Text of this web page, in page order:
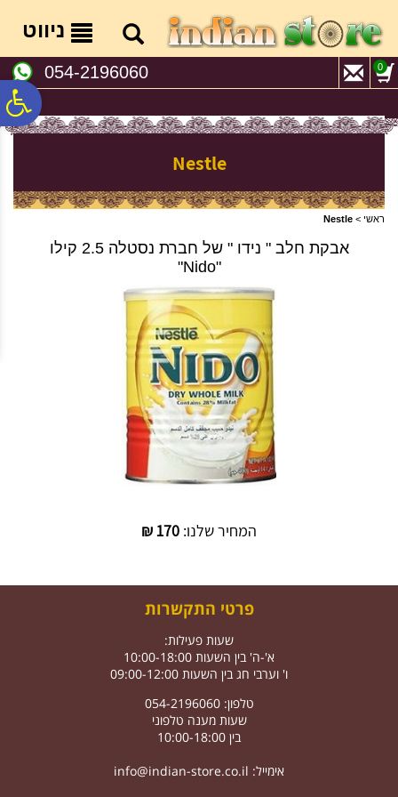
נגישות
אתר
המרכזי
ניווט
054-2196060 0
Nestle
ראשי >
Nestle
אבקת חלב " נידו " של חברת נסטלה 2.5 קילו
"Nido"
המחיר שלנו: 170
₪
פרטי התקשרות
שעות פעילות:
א'-ה' בין השעות 10:00-18:00
ו' וערבי חג בין השעות 09:00-12:00
טלפון: 054-2196060
שעות מענה טלפוני
בין 10:00-18:00
אימייל: info@indian-store.co.il